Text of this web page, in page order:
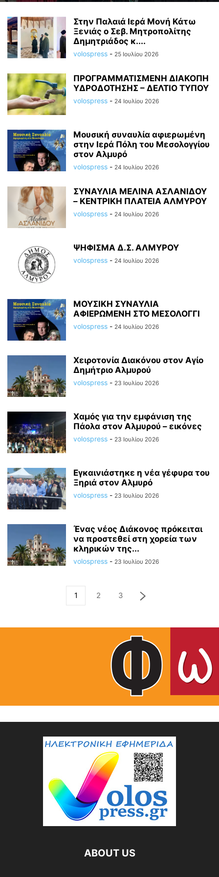
Στην Παλαιά Ιερά Μονή Κάτω
Ξενιάς ο Σεβ. Μητροπολίτης
Δημητριάδος κ....
volospress - 25 Ιουλίου 2026
ΠΡΟΓΡΑΜΜΑΤΙΣΜΕΝΗ ΔΙΑΚΟΠΗ
ΥΔΡΟΔΟΤΗΣΗΣ – ΔΕΛΤΙΟ ΤΥΠΟΥ
volospress - 24 Ιουλίου 2026
Μουσική συναυλία αφιερωμένη
στην Ιερά Πόλη του Μεσολογγίου
στον Αλμυρό
volospress - 24 Ιουλίου 2026
ΣΥΝΑΥΛΙΑ ΜΕΛΙΝΑ ΑΣΛΑΝΙΔΟΥ
– ΚΕΝΤΡΙΚΗ ΠΛΑΤΕΙΑ ΑΛΜΥΡΟΥ
volospress - 24 Ιουλίου 2026
ΨΗΦΙΣΜΑ Δ.Σ. ΑΛΜΥΡΟΥ
volospress - 24 Ιουλίου 2026
ΜΟΥΣΙΚΗ ΣΥΝΑΥΛΙΑ
ΑΦΙΕΡΩΜΕΝΗ ΣΤΟ ΜΕΣΟΛΟΓΓΙ
volospress - 24 Ιουλίου 2026
Χειροτονία Διακόνου στον Αγίο
Δημήτριο Αλμυρού
volospress - 23 Ιουλίου 2026
Χαμός για την εμφάνιση της
Πάολα στoν Αλμυρού – εικόνες
volospress - 23 Ιουλίου 2026
Εγκαινιάστηκε η νέα γέφυρα του
Ξηριά στον Αλμυρό
volospress - 23 Ιουλίου 2026
Ένας νέος Διάκονος πρόκειται
να προστεθεί στη χορεία των
κληρικών της...
volospress - 23 Ιουλίου 2026
1 2 3
ABOUT US